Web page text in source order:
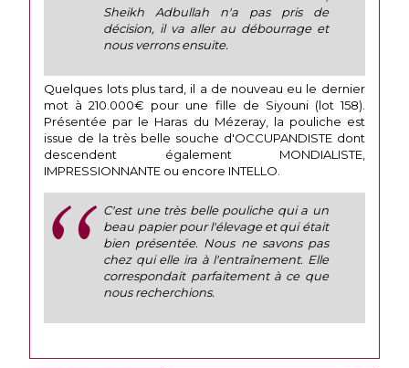
Sheikh Adbullah n'a pas pris de
décision, il va aller au débourrage et
nous verrons ensuite.
Quelques lots plus tard, il a de nouveau eu le dernier
mot à 210.000€ pour une fille de Siyouni (lot 158).
Présentée par le Haras du Mézeray, la pouliche est
issue de la très belle souche d'OCCUPANDISTE dont
descendent également MONDIALISTE,
IMPRESSIONNANTE ou encore INTELLO.
C'est une très belle pouliche qui a un
beau papier pour l'élevage et qui était
bien présentée. Nous ne savons pas
chez qui elle ira à l'entraînement. Elle
correspondait parfaitement à ce que
nous recherchions.